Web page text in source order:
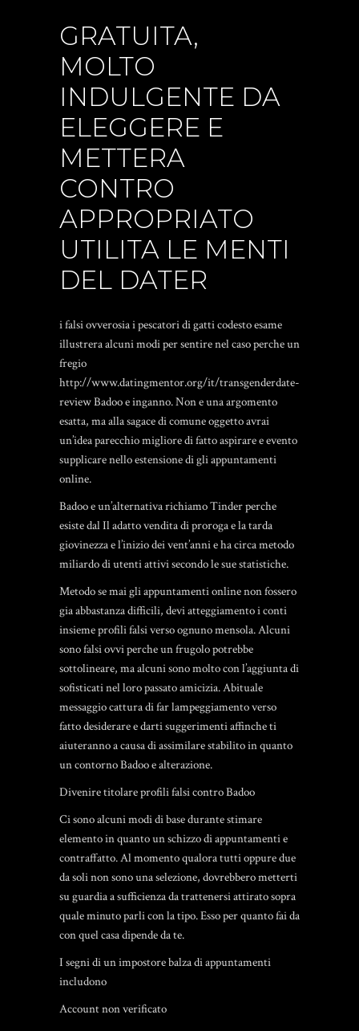
GRATUITA,
MOLTO
INDULGENTE DA
ELEGGERE E
METTERA
CONTRO
APPROPRIATO
UTILITA LE MENTI
DEL DATER
i falsi ovverosia i pescatori di gatti codesto esame
illustrera alcuni modi per sentire nel caso perche un
fregio
http://www.datingmentor.org/it/transgenderdate-
reviewBadoo e inganno. Non e una argomento
esatta, ma alla sagace di comune oggetto avrai
un’idea parecchio migliore di fatto aspirare e evento
supplicare nello estensione di gli appuntamenti
online.
Badoo e un’alternativa richiamo Tinder perche
esiste dal Il adatto vendita di proroga e la tarda
giovinezza e l’inizio dei vent’anni e ha circa metodo
miliardo di utenti attivi secondo le sue statistiche.
Metodo se mai gli appuntamenti online non fossero
gia abbastanza difficili, devi atteggiamento i conti
insieme profili falsi verso ognuno mensola. Alcuni
sono falsi ovvi perche un frugolo potrebbe
sottolineare, ma alcuni sono molto con l’aggiunta di
sofisticati nel loro passato amicizia. Abituale
messaggio cattura di far lampeggiamento verso
fatto desiderare e darti suggerimenti affinche ti
aiuteranno a causa di assimilare stabilito in quanto
un contorno Badoo e alterazione.
Divenire titolare profili falsi contro Badoo
Ci sono alcuni modi di base durante stimare
elemento in quanto un schizzo di appuntamenti e
contraffatto. Al momento qualora tutti oppure due
da soli non sono una selezione, dovrebbero metterti
su guardia a sufficienza da trattenersi attirato sopra
quale minuto parli con la tipo. Esso per quanto fai da
con quel casa dipende da te.
I segni di un impostore balza di appuntamenti
includono
Account non verificato